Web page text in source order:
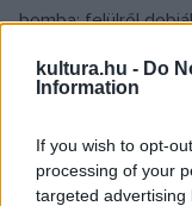
kultura.hu - Do
Information
If you wish to opt-
processing of your
targeted
bomba: felülről
posztumusz
Nemzeti
valamint a Tanú,